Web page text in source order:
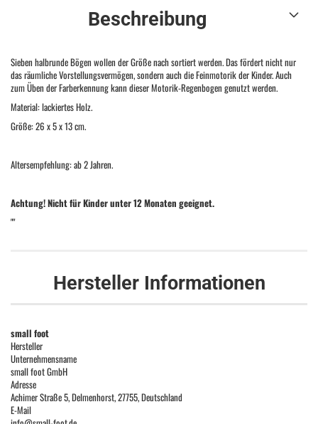
Beschreibung
Sieben halbrunde Bögen wollen der Größe nach sortiert werden. Das fördert nicht nur
das räumliche Vorstellungsvermögen, sondern auch die Feinmotorik der Kinder. Auch
zum Üben der Farberkennung kann dieser Motorik-Regenbogen genutzt werden.
Material: lackiertes Holz.
Größe: 26 x 5 x 13 cm.
Altersempfehlung: ab 2 Jahren.
Achtung! Nicht für Kinder unter 12 Monaten geeignet.
""
Hersteller Informationen
small foot
Hersteller
Unternehmensname
small foot GmbH
Adresse
Achimer Straße 5, Delmenhorst, 27755, Deutschland
E-Mail